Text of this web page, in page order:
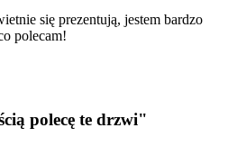
się prezentują, jestem bardzo
polecam!
polecę te drzwi"